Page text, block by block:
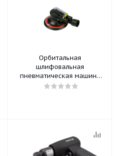
Орбитальная
шлифовальная
пневматическая машина
150 мм WR